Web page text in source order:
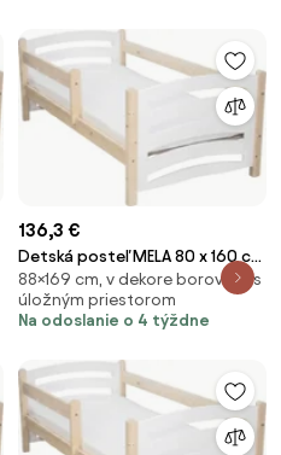
136,3 €
Detská posteľ MELA 80 x 160 cm
biela/borovica Rošt: Bez roštu,
Matrac: Bez matraca
88×169 cm, v dekore borovica, s
úložným priestorom
Na odoslanie o 4 týždne